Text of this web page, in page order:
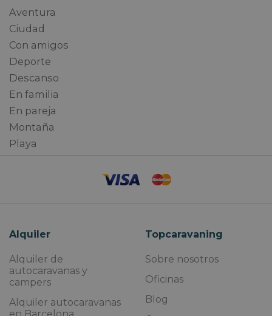
Aventura
Ciudad
Con amigos
Deporte
Descanso
En familia
En pareja
Montaña
Playa
Alquiler
Alquiler de
autocaravanas y
campers
Alquiler autocaravanas
en Barcelona
Topcaravaning
Sobre nosotros
Oficinas
Blog